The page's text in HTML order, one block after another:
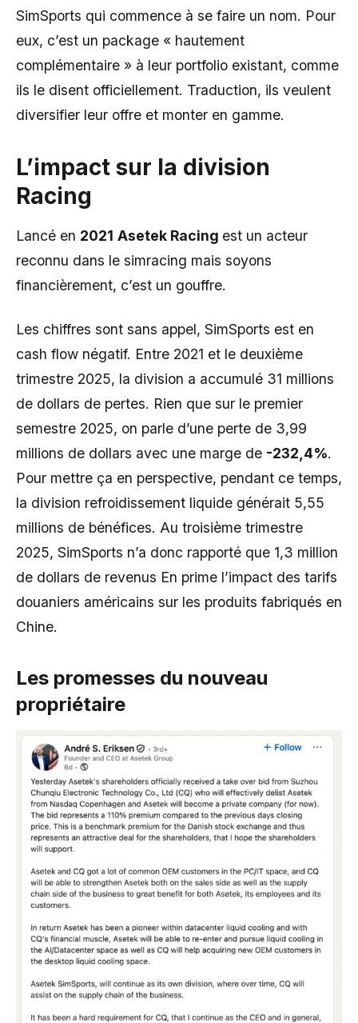
SimSports qui commence à se faire un nom. Pour
eux, c’est un package « hautement
complémentaire » à leur portfolio existant, comme
ils le disent officiellement. Traduction, ils veulent
diversifier leur offre et monter en gamme.
L’impact sur la division
Racing
Lancé en 2021 Asetek Racing est un acteur
reconnu dans le simracing mais soyons
financièrement, c’est un gouffre.
Les chiffres sont sans appel, SimSports est en
cash flow négatif. Entre 2021 et le deuxième
trimestre 2025, la division a accumulé 31 millions
de dollars de pertes. Rien que sur le premier
semestre 2025, on parle d’une perte de 3,99
millions de dollars avec une marge de -232,4%.
Pour mettre ça en perspective, pendant ce temps,
la division refroidissement liquide générait 5,55
millions de bénéfices. Au troisième trimestre
2025, SimSports n’a donc rapporté que 1,3 million
de dollars de revenus En prime l’impact des tarifs
douaniers américains sur les produits fabriqués en
Chine.
Les promesses du nouveau
propriétaire